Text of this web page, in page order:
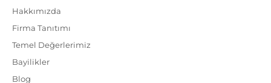
Hakkımızda
Firma Tanıtımı
Temel Değerlerimiz
Bayilikler
Blog